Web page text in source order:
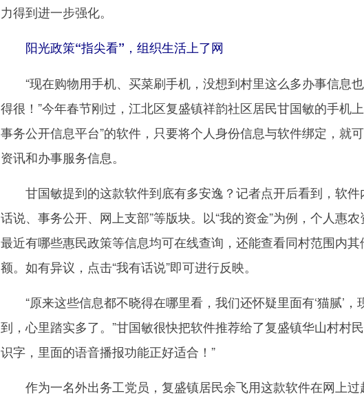
力得到进一步强化。
阳光政策“指尖看”，组织生活上了网
“现在购物用手机、买菜刷手机，没想到村里这么多办事信息
得很！”今年春节刚过，江北区复盛镇祥韵社区居民甘国敏的手机
事务公开信息平台”的软件，只要将个人身份信息与软件绑定，就
资讯和办事服务信息。
甘国敏提到的这款软件到底有多安逸？记者点开后看到，软件
话说、事务公开、网上支部”等版块。以“我的资金”为例，个人惠
最近有哪些惠民政策等信息均可在线查询，还能查看同村范围内
额。如有异议，点击“我有话说”即可进行反映。
“原来这些信息都不晓得在哪里看，我们还怀疑里面有‘猫腻’，
到，心里踏实多了。”甘国敏很快把软件推荐给了复盛镇华山村村
识字，里面的语音播报功能正好适合！”
作为一名外出务工党员，复盛镇居民余飞用这款软件在网上过